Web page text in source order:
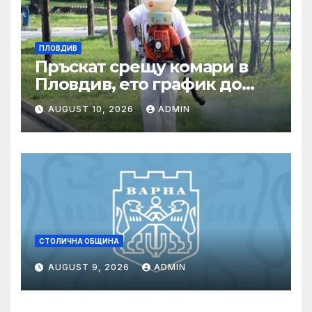
ПЛОВДИВ
Пръскат срещу комари в
Пловдив, ето график до
края на август
AUGUST 10, 2026 ADMIN
СТОЛИЧНА ОБЩИНА
AUGUST 9, 2026 ADMIN